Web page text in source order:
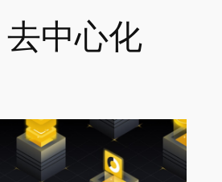
去中心化